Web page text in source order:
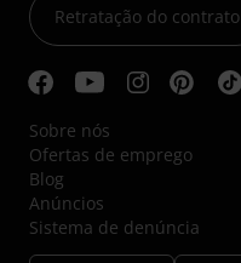
Retratação do contrato
Sobre nós
Ofertas de emprego
Blog
Anúncios
Sistema de denúncia